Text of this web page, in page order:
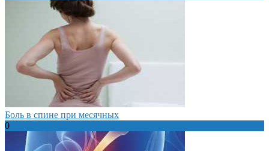
Боль в спине при месячных
0